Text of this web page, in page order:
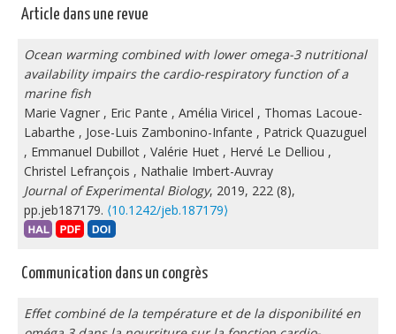
Article dans une revue
Ocean warming combined with lower omega-3 nutritional
availability impairs the cardio-respiratory function of a
marine fish
Marie Vagner , Eric Pante , Amélia Viricel , Thomas Lacoue-
Labarthe , Jose-Luis Zambonino-Infante , Patrick Quazuguel
, Emmanuel Dubillot , Valérie Huet , Hervé Le Delliou ,
Christel Lefrançois , Nathalie Imbert-Auvray
Journal of Experimental Biology, 2019, 222 (8),
pp.jeb187179. ⟨10.1242/jeb.187179⟩
Communication dans un congrès
Effet combiné de la température et de la disponibilité en